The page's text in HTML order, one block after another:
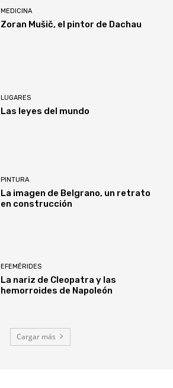
MEDICINA
Zoran Mušič, el pintor de Dachau
LUGARES
Las leyes del mundo
PINTURA
La imagen de Belgrano, un retrato
en construcción
EFEMÉRIDES
La nariz de Cleopatra y las
hemorroides de Napoleón
Cargar más